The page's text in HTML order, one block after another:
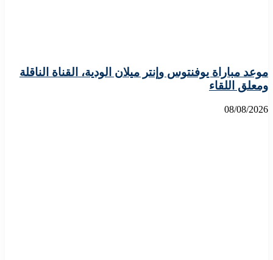
موعد مباراة يوفنتوس وإنتر ميلان الودية، القناة الناقلة
ومعلق اللقاء
08/08/2026